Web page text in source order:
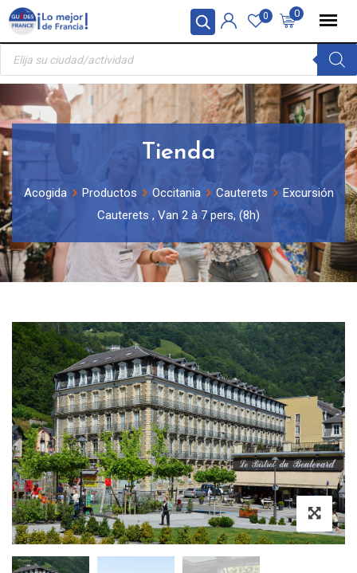
Panel de gestión de cookies
Skip
content
0
0
Búsqueda
productos
Tienda
Acogida Productos Occitania Cauterets
Excursión
Cauterets , Van 2 à 7 pers, (8h)